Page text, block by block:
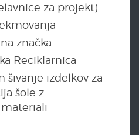
za projekt)
značka
Reciklarnica
šivanje izdelkov za
šole z